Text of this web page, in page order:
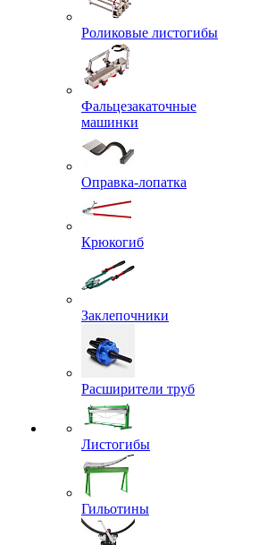
Роликовые листогибы
Фальцезакаточные
машинки
Оправка-лопатка
Крюкогиб
Заклепочники
Расширители труб
Листогибы
Гильотины